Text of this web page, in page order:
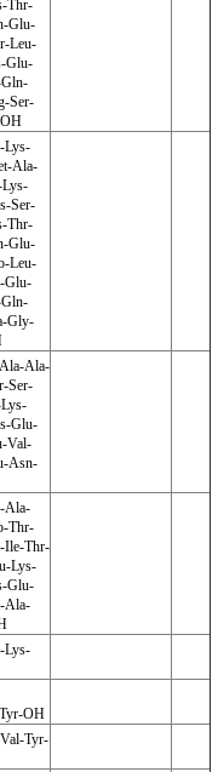
Thr-
Glu-
Leu-
Glu-
Ser-
Lys-
Ala-
Ser-
Thr-
Glu-
Leu-
Glu-
Gly-
Ala-
Ser-
Glu-
Val-
Asn-
Ala-
Thr-
Ile-Thr-
Lys-
Glu-
Ala-
Lys-
OH
Tyr-